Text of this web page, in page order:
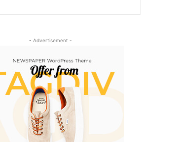
- Advertisement -